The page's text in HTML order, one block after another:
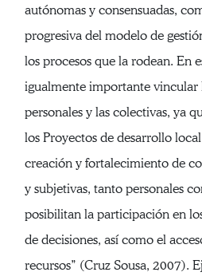
autónomas y consensuadas,
progresiva del modelo de
los procesos que la rodean. En
igualmente importante vincular
personales y las colectivas, ya
los Proyectos de desarrollo
creación y fortalecimiento de
y subjetivas, tanto personales
posibilitan la participación en
de decisiones, así como el
recursos” (Cruz Sousa, 2007).